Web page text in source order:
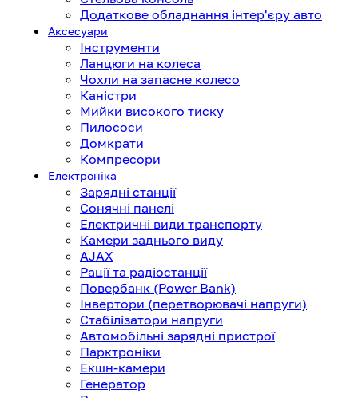
Додаткове обладнання інтер'єру авто
Аксесуари
Інструменти
Ланцюги на колеса
Чохли на запасне колесо
Каністри
Мийки високого тиску
Пилососи
Домкрати
Компресори
Електроніка
Зарядні станції
Сонячні панелі
Електричні види транспорту
Камери заднього виду
AJAX
Рації та радіостанції
Повербанк (Power Bank)
Інвертори (перетворювачі напруги)
Стабілізатори напруги
Автомобільні зарядні пристрої
Парктроніки
Екшн-камери
Генератор